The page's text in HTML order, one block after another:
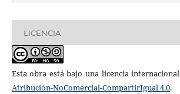
LICENCIA
Esta obra está bajo una licencia internacional
Atribución-NoComercial-CompartirIgual 4.0.